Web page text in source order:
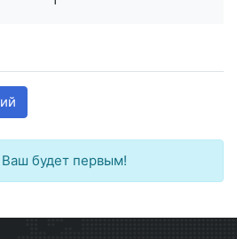
будет первым!